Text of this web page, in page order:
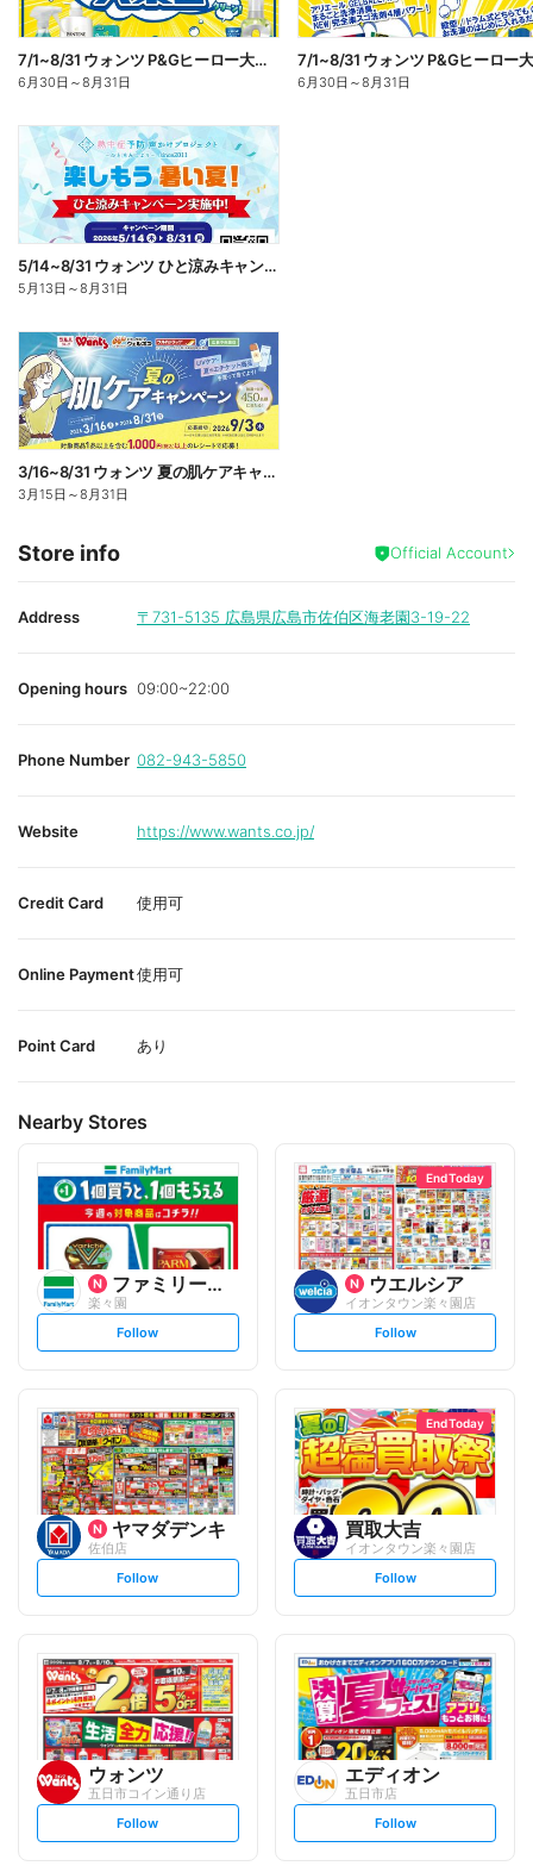
7/1~8/31 ウォンツ P&Gヒーロー大集合キャンペーン企画ー1
6月30日 ～8月31日 6月30日 ～8月31日
5/14~8/31 ウォンツ ひと涼みキャンペーン
5月13日 ～8月31日
3/16~8/31 ウォンツ 夏の肌ケアキャンペーン
3月15日 ～8月31日
Store info Official Account
Address 〒731-5135 広島県広島市佐伯区海老園3-19-22
Opening hours 09:00~22:00
Phone Number 082-943-5850
Website https://www.wants.co.jp/
Credit Card 使用可
Online Payment使用可
Point Card あり
Nearby Stores
ファミリーマート
楽々園
s
t
l
o
w
Follow
End Today
ウエルシア
イオンタウン楽々園店
s
t
l
o
w
Follow
ヤマダデンキ
佐伯店
s
t
o
w
Follow
End Today
買取大吉
イオンタウン楽々園店
s
t
l
o
w
Follow
ウォンツ
五日市コイン通り店
s
t
Follow
エディオン
五日市店
s
t
Follow